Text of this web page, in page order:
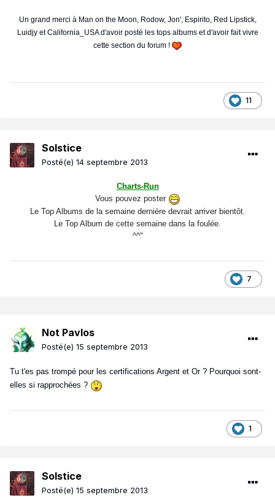
Un grand merci à Man on the Moon, Rodow, Jon', Espirito, Red Lipstick,
Luidjy et California_USA d'avoir posté les tops albums et d'avoir fait vivre
cette section du forum !
11
Solstice
Posté(e) 14 septembre 2013
Charts-Run
Vous pouvez poster
Le Top Albums de la semaine dernière devrait arriver bientôt.
Le Top Album de cette semaine dans la foulée.
^^"
7
Not Pavlos
Posté(e) 15 septembre 2013
Tu t'es pas trompé pour les certifications Argent et Or ? Pourquoi sont-
elles si rapprochées ?
1
Solstice
Posté(e) 15 septembre 2013